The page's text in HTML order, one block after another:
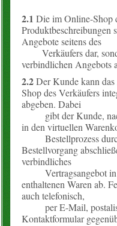
2.1 Die im Online-Shop
Produktbeschreibungen
Angebote seitens des
Verkäufers dar,
verbindlichen Angebots
2.2Der Kunde kann
Shop des Verkäufers
abgeben. Dabei
gibt der Kunde,
in den virtuellen
Bestellprozess
Bestellvorgang
verbindliches
Vertragsangebot in
enthaltenen Waren ab.
auch telefonisch,
per E-Mail,
Kontaktformular